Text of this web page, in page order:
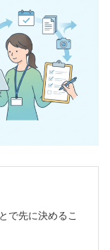
で先に決めるこ